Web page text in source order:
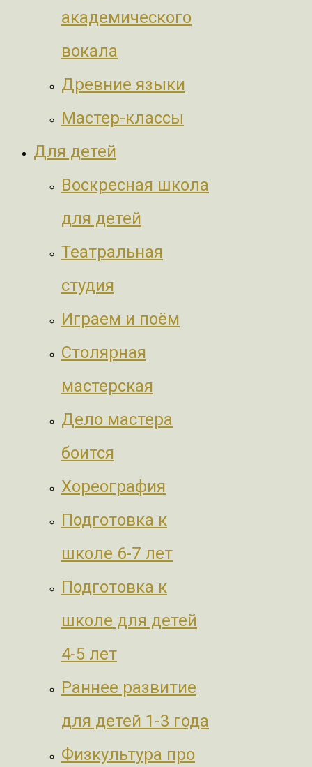
академического
вокала
Древние языки
Мастер-классы
Для детей
Воскресная школа
для детей
Театральная
студия
Играем и поём
Столярная
мастерская
Дело мастера
боится
Хореография
Подготовка к
школе 6-7 лет
Подготовка к
школе для детей
4-5 лет
Раннее развитие
для детей 1-3 года
Физкультура про